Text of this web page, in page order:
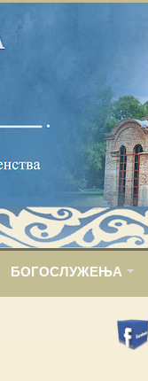
БОГОСЛУЖЕЊА